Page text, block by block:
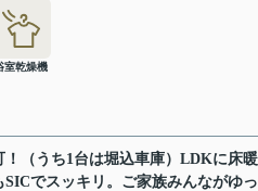
室乾燥機
（うち1台は堀込車庫）LDKに床
でスッキリ。ご家族みんながゆ